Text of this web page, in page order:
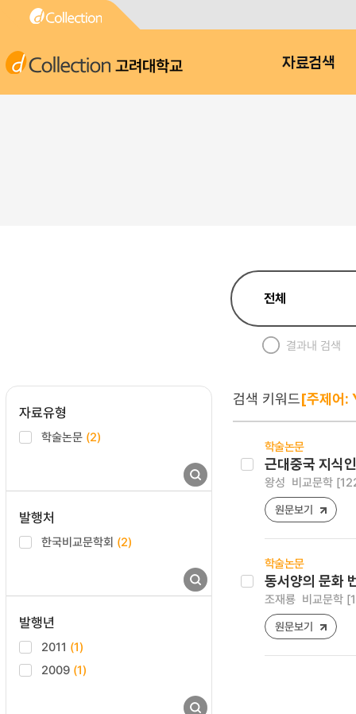
고려대학교 자료검색
결과내 검색
자료유형
학술논문 (2)
발행처
한국비교문학회 (2)
발행년
2011 (1)
2009 (1)
검색 키워드[주제어:
학술논문
근대중국 지식
왕성 비교문학
원문보기
학술논문
동서양의 문화
조재룡 비교문학
원문보기